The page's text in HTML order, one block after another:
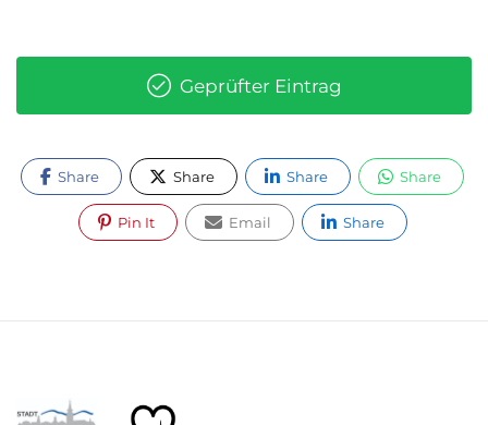
Geprüfter Eintrag
Share Share Share Share
Pin It Email Share